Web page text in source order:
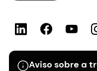
Aviso sobre a